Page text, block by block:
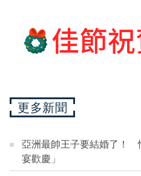
更多新聞
亞洲最帥王子要結婚了！
宴歡慶」